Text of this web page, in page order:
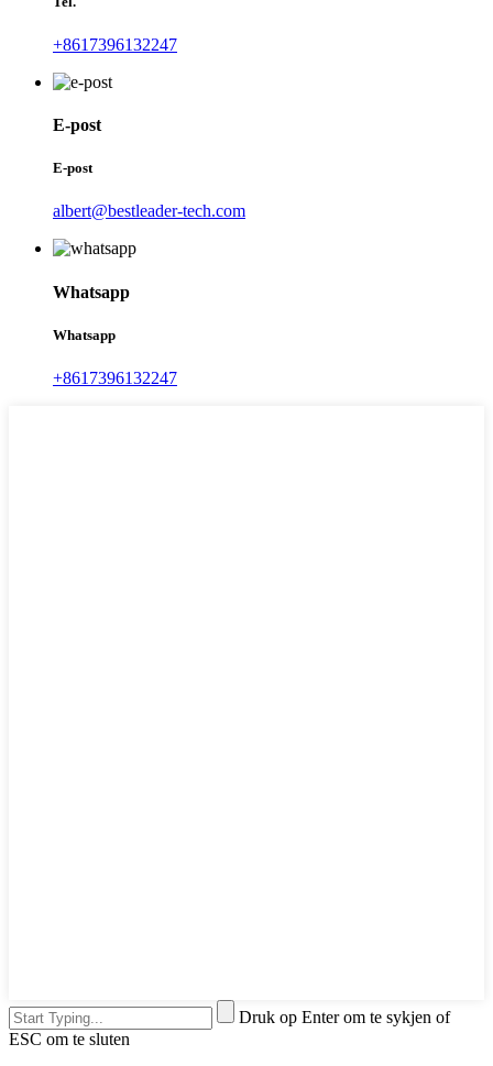
+8617396132247
E-post
E-post
albert@bestleader-tech.com
Whatsapp
Whatsapp
+8617396132247
Druk op Enter om te sykjen of
ESC om te sluten